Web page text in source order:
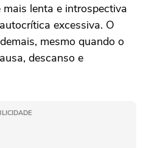
lenta e introspectiva
excessiva. O
mesmo quando o
descanso e